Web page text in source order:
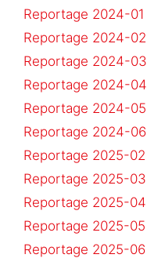
Reportage 2024-01
Reportage 2024-02
Reportage 2024-03
Reportage 2024-04
Reportage 2024-05
Reportage 2024-06
Reportage 2025-02
Reportage 2025-03
Reportage 2025-04
Reportage 2025-05
Reportage 2025-06